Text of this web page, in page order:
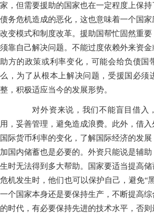
家，但需要援助的国家也在一定程度上保
债务危机造成的恶化，这也意味着一个国家
改变模式和制度改革。援助国帮忙固然重
须靠自己解决问题。不能过度依赖外来资
助方的政策或利率变化，可能会给负债国
么，为了从根本上解决问题，受援国必须
整，积极适应当今的发展形势。
对外资来说，我们不能盲目借入
用，妥善管理，避免造成浪费。此外，借
国际货币利率的变化，了解国际经济的发
加国内储蓄也是必要的。外资只能说是辅
生时无法得到多大帮助。国家要适当提高
危机发生时，他们也可以保护自己，避免“
一个国家本身还是要保持生产，不断提高
的时代，有必要保持先进的技术水平，否